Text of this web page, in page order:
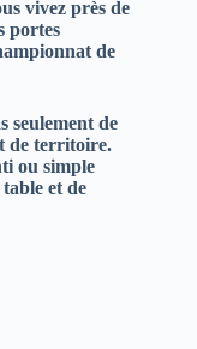
vivez près de
portes
de
seulement de
de territoire.
ou simple
et de